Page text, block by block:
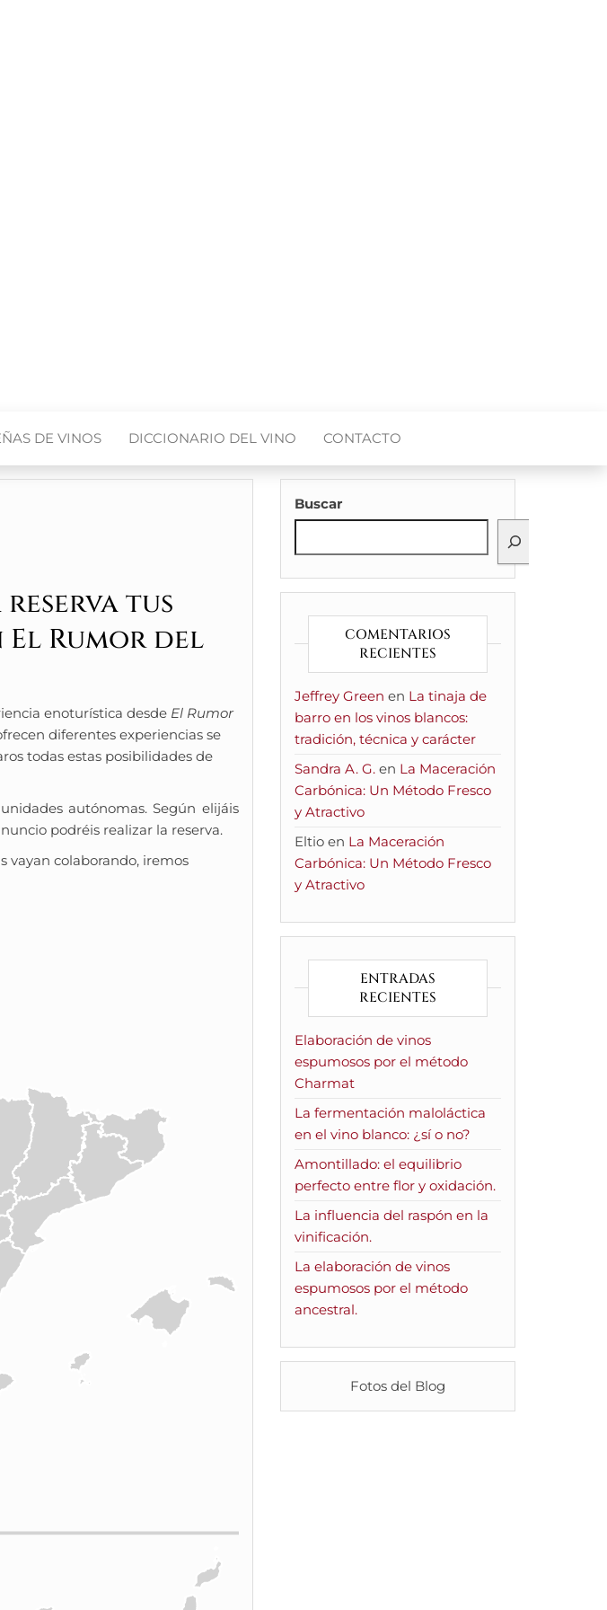
DE VINOS DICCIONARIO DEL VINO CONTACTO
reserva tus
Rumor del
enoturística desde El Rumor
diferentes experiencias se
todas estas posibilidades de
autónomas. Según elijáis
podréis realizar la reserva.
vayan colaborando, iremos
Buscar
COMENTARIOS
RECIENTES
Jeffrey Green en La tinaja de
barro en los vinos blancos:
tradición, técnica y carácter
Sandra A. G.en La Maceración
Carbónica: Un Método Fresco
y Atractivo
Eltioen La Maceración
Carbónica: Un Método Fresco
y Atractivo
ENTRADAS
RECIENTES
Elaboración de vinos
espumosos por el método
Charmat
La fermentación maloláctica
en el vino blanco: ¿sí o no?
Amontillado: el equilibrio
perfecto entre flor y oxidación.
La influencia del raspón en la
vinificación.
La elaboración de vinos
espumosos por el método
ancestral.
Fotos del Blog